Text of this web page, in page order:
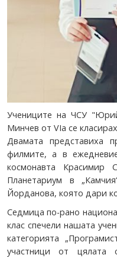
Учениците на ЧСУ
Минчев от VIа се
Двамата представиха
филмите, а в
космонавта Красимир
Планетариум в
Йорданова, която дари
Седмица по-рано
клас спечели нашата
категорията
участници от цялата